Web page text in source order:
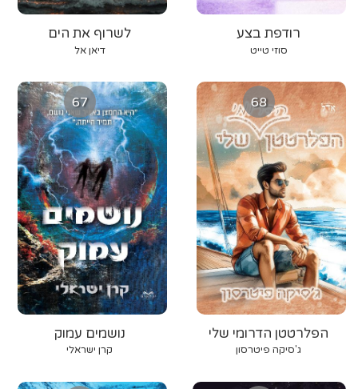
לשרוף את הים
דיאן אל
רודפת בצע
סוזי טייט
67
נושמים עמוק
קרן ישראלי
68
הפלרטטן הדרומי שלי
ג'סיקה פיטרסון